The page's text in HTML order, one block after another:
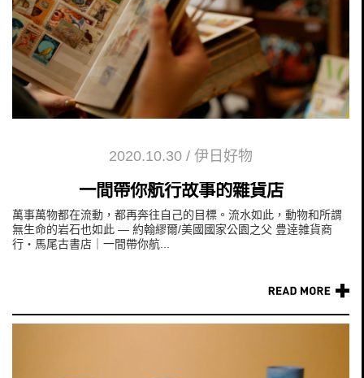
2020.10.30 / 伊日好物
一間帶你航行故事的雜貨店
萬事萬物都在流動，都再奔往自己的目標。流水如此，動物和所謂
無生命的岩石也如此 — 約翰繆爾/美國國家公園之父 豊逹雑貨商
行‧馬尾古書店｜一間帶你航...